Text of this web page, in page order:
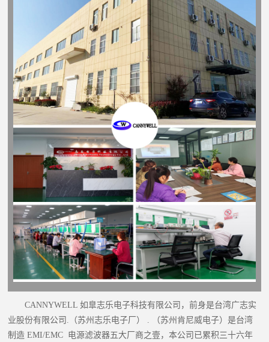
CANNYWELL 如臯志乐电子科技有限公司，前身是台湾广志实
业股份有限公司.（苏州志乐电子厂） . （苏州肯尼威电子）是台湾
制造 EMI/EMC 电源滤波器五大厂商之壹，本公司已累积三十六年